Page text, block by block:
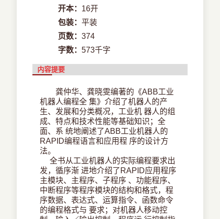
开本： 16开
包装：平装
页数：374
字数：573千字
内容提要
龚仲华、龚晓雯编著的《ABB工业
机器人编程全 集》介绍了机器人的产
生、发展和分类概况，工业机 器人的组
成、特点和技术性能等基础知识；全
面、系 统地阐述了ABB工业机器人的
RAPID编程语言和应用程 序的设计方
法。
全书从工业机器人的实际编程要求出
发，循序渐 进地介绍了RAPID应用程序
主模块、主程序、子程序 、功能程序、
中断程序等程序模块的结构和格式，程
序数据、表达式、运算指令、函数命令
的编程格式与 要求；对机器人移动控